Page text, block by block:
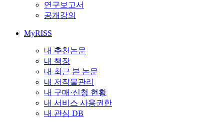
연구보고서
공개강의
MyRISS
내 추천논문
내 책장
내 최근 본 논문
내 저작물관리
내 구매·신청 현황
내 서비스 사용권한
내 관심 DB